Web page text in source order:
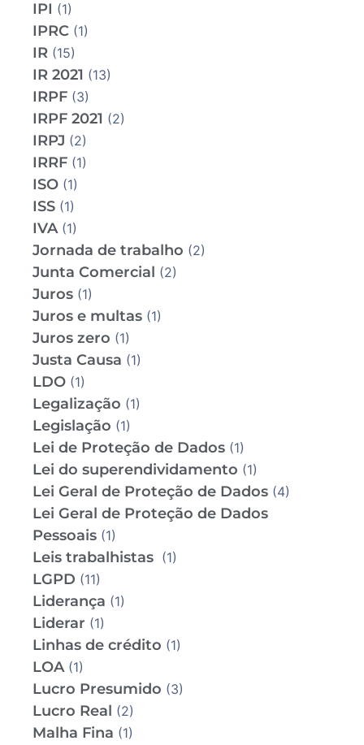
IPI (1)
IPRC (1)
IR (15)
IR 2021 (13)
IRPF (3)
IRPF 2021 (2)
IRPJ (2)
IRRF (1)
ISO (1)
ISS (1)
IVA(1)
Jornada de trabalho (2)
Junta Comercial (2)
Juros (1)
Juros e multas (1)
Juros zero (1)
Justa Causa (1)
LDO (1)
Legalização (1)
Legislação (1)
Lei de Proteção de Dados (1)
Lei do superendividamento (1)
Lei Geral de Proteção de Dados (4)
Lei Geral de Proteção de Dados
Pessoais (1)
Leis trabalhistas (1)
LGPD (11)
Liderança (1)
Liderar (1)
Linhas de crédito (1)
LOA(1)
Lucro Presumido (3)
Lucro Real (2)
Malha Fina (1)